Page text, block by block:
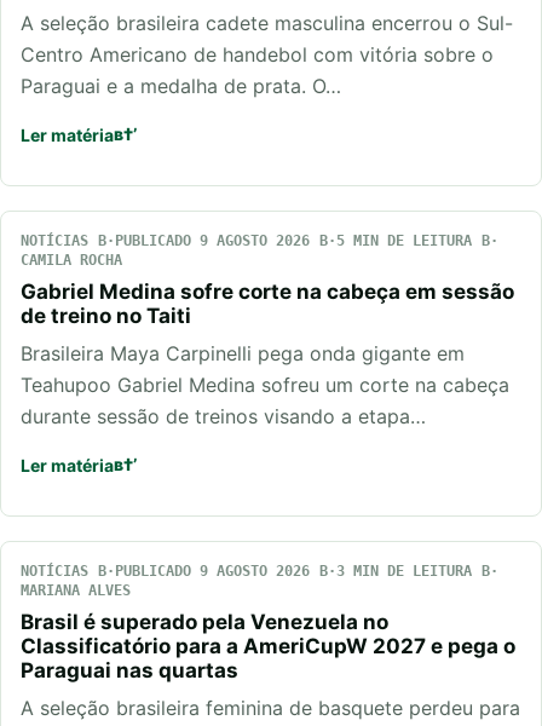
A seleção brasileira cadete masculina encerrou o Sul-
Centro Americano de handebol com vitória sobre o
Paraguai e a medalha de prata. O…
Ler matéria
NOTÍCIAS PUBLICADO 9 AGOSTO 2026
5 MIN DE LEITURA
CAMILA ROCHA
Gabriel Medina sofre corte na cabeça em sessão
de treino no Taiti
Brasileira Maya Carpinelli pega onda gigante em
Teahupoo Gabriel Medina sofreu um corte na cabeça
durante sessão de treinos visando a etapa…
Ler matéria
NOTÍCIAS PUBLICADO 9 AGOSTO 2026
3 MIN DE LEITURA
MARIANA ALVES
Brasil é superado pela Venezuela no
Classificatório para a AmeriCupW 2027 e pega o
Paraguai nas quartas
A seleção brasileira feminina de basquete perdeu para